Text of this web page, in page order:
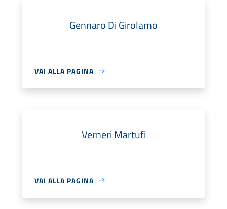
Gennaro Di Girolamo
VAI ALLA PAGINA
Verneri Martufi
VAI ALLA PAGINA